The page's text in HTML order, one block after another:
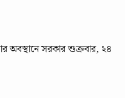
অবস্থানে সরকারশুক্রবার, ২৪